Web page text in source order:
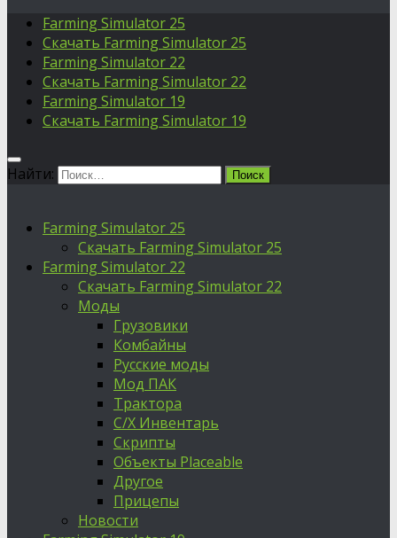
Farming Simulator 25
Скачать Farming Simulator 25
Farming Simulator 22
Скачать Farming Simulator 22
Farming Simulator 19
Скачать Farming Simulator 19
Найти:
Farming Simulator 25
Скачать Farming Simulator 25
Farming Simulator 22
Скачать Farming Simulator 22
Моды
Грузовики
Комбайны
Русские моды
Мод ПАК
Трактора
С/Х Инвентарь
Скрипты
Объекты Placeable
Другое
Прицепы
Новости